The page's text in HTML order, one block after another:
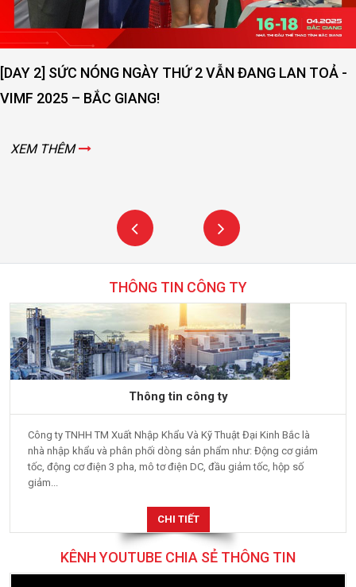
NÓNG NGÀY THỨ 2 VẪN ĐANG LAN TOẢ -
– BẮC GIANG!
XEM
THÔNG TIN CÔNG TY
Thông tin công ty
Công ty TNHH TM Xuất Nhập Khẩu Và Kỹ Thuật Đại Kinh Bắc là
nhà nhập khẩu và phân phối dòng sản phẩm như: Động cơ giảm
tốc, động cơ điện 3 pha, mô tơ điện DC, đầu giảm tốc, hộp số
giảm...
KÊNH YOUTUBE CHIA SẺ THÔNG TIN